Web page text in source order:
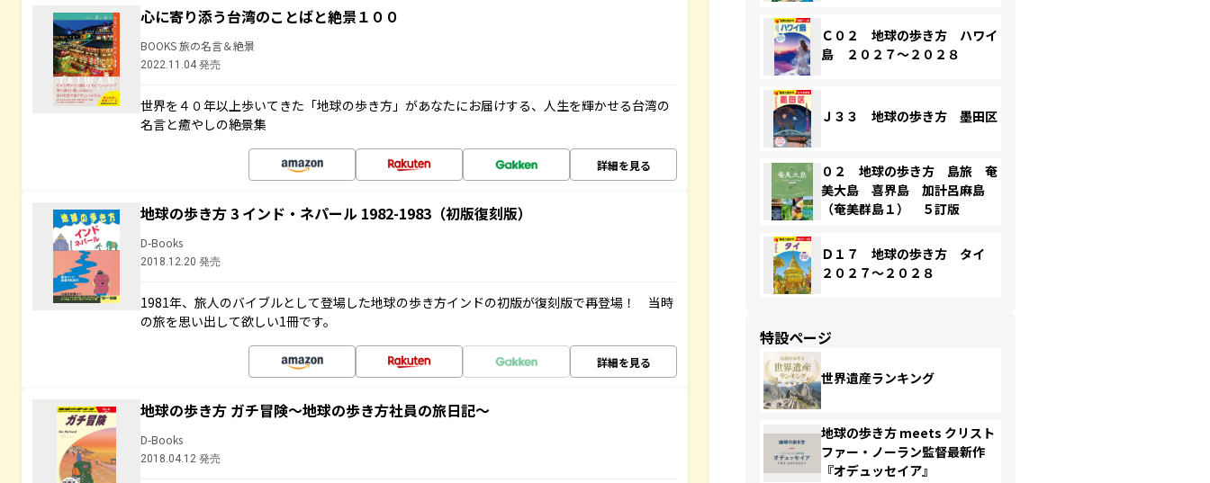
心に寄り添う台湾のことばと絶景１００
BOOKS 旅の名言＆絶景
2022.11.04 発売
世界を４０年以上歩いてきた「地球の歩き方」があなたにお届けする、人生を輝かせる台湾の
名言と癒やしの絶景集
詳細を見る
地球の歩き方 3 インド・ネパール 1982-1983（初版復刻版）
D-Books
2018.12.20 発売
1981年、旅人のバイブルとして登場した地球の歩き方インドの初版が復刻版で再登場！ 当時
の旅を思い出して欲しい1冊です。
詳細を見る
地球の歩き方 ガチ冒険～地球の歩き方社員の旅日記～
D-Books
2018.04.12 発売
Ｃ０２ 地球の歩き方 ハワイ
島 ２０２７～２０２８
Ｊ３３ 地球の歩き方 墨田区
０２ 地球の歩き方 島旅 奄
美大島 喜界島 加計呂麻島
（奄美群島１） ５訂版
Ｄ１７ 地球の歩き方 タイ
２０２７～２０２８
特設ページ
世界遺産ランキング
地球の歩き方 meets クリスト
ファー・ノーラン監督最新作
『オデュッセイア』